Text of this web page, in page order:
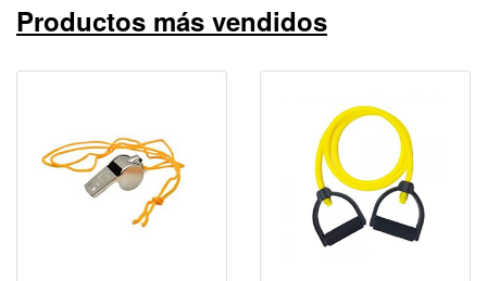
Productos más vendidos